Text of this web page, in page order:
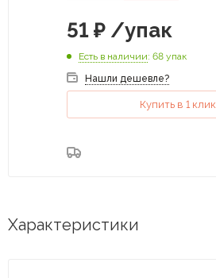
51 ₽ /упак
Есть в наличии: 68 упак
Нашли дешевле?
Купить в 1 клик
Характеристики